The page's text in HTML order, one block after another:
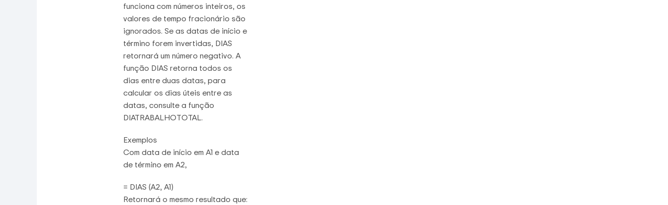
funciona com números inteiros, os
valores de tempo fracionário são
ignorados. Se as datas de início e
término forem invertidas, DIAS
retornará um número negativo. A
função DIAS retorna todos os
dias entre duas datas, para
calcular os dias úteis entre as
datas, consulte a função
DIATRABALHOTOTAL.
Exemplos
Com data de início em A1 e data
de término em A2,
= DIAS (A2, A1)
Retornará o mesmo resultado que: